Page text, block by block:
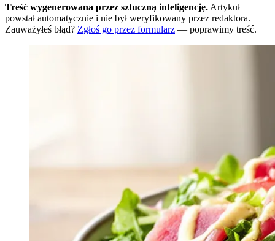
Treść wygenerowana przez sztuczną inteligencję. Artykuł
powstał automatycznie i nie był weryfikowany przez redaktora.
Zauważyłeś błąd? Zgłoś go przez formularz — poprawimy treść.